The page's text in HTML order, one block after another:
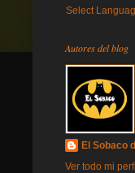
Select
Autores del blog
El Sobaco
Ver todo mi